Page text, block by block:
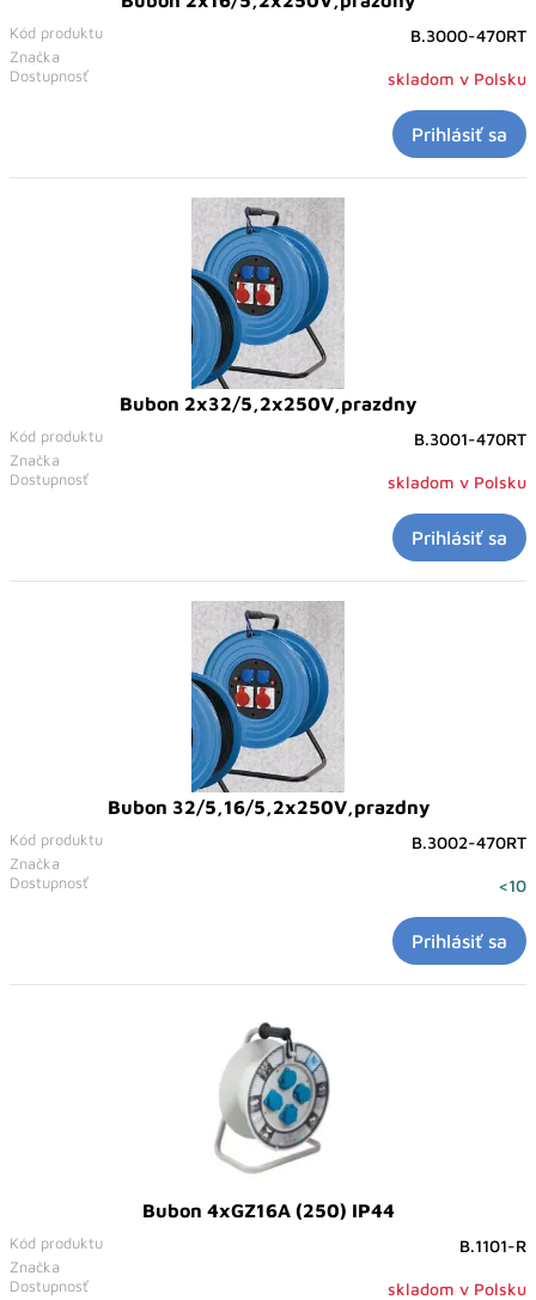
Značka
Kód produktu B.3000-470RT
Dostupnosť skladom v Polsku
Prihlásiť sa
Bubon 2x32/5,2x250V,prazdny
Značka
Kód produktu B.3001-470RT
Dostupnosť skladom v Polsku
Prihlásiť sa
Bubon 32/5,16/5,2x250V,prazdny
Značka
Kód produktu B.3002-470RT
Dostupnosť <10
Prihlásiť sa
Bubon 4xGZ16A (250) IP44
Značka
Kód produktu B.1101-R
Dostupnosť skladom v Polsku